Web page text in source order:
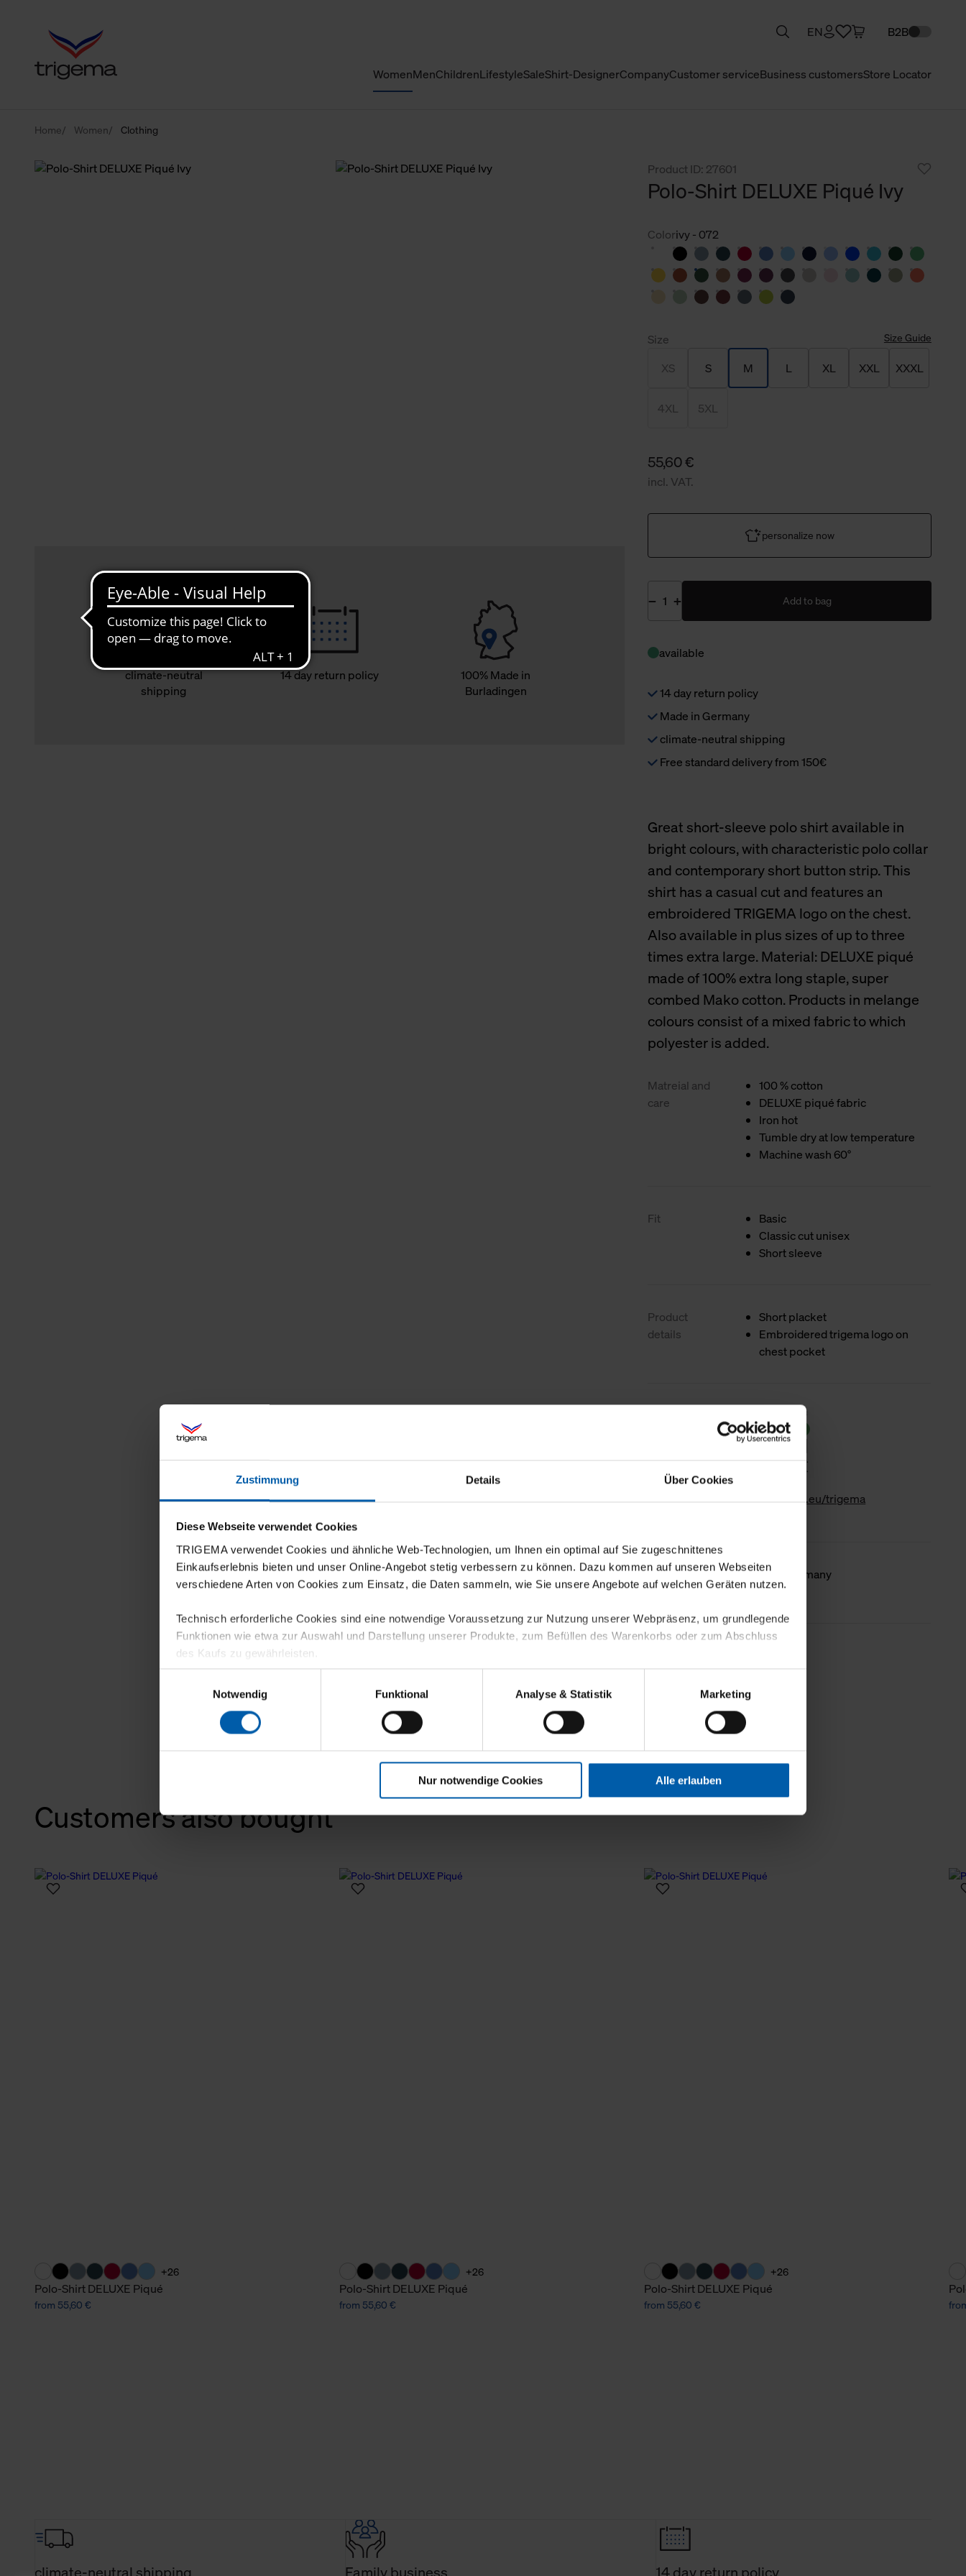
Zustimmung Details Über Cookies
Diese Webseite verwendet Cookies
TRIGEMA verwendet Cookies und ähnliche Web-Technologien, um Ihnen ein optimal auf Sie zugeschnittenes
Einkaufserlebnis bieten und unser Online-Angebot stetig verbessern zu können. Dazu kommen auf unseren Webseiten
verschiedene Arten von Cookies zum Einsatz, die Daten sammeln, wie Sie unsere Angebote auf welchen Geräten nutzen.
Technisch erforderliche Cookies sind eine notwendige Voraussetzung zur Nutzung unserer Webpräsenz, um grundlegende
Funktionen wie etwa zur Auswahl und Darstellung unserer Produkte, zum Befüllen des Warenkorbs oder zum Abschluss
des Kaufs zu gewährleisten.
Für die Darstellung personalisierter Angebote, Anzeigen und Inhalte aufgrund Ihres Nutzerverhaltens und Ihres Profils
sowie für Marketing-, Statistik- und Tracking-Zwecke zur Analyse und Optimierung unserer Webpräsenz speichern wir
personenbezogene Informationen. Diese übermitteln wir in anonymisierter Form an Dritte wie etwa unsere
Klicken Sie auf "Alle erlauben", damit wir alle Cookies und Web-Technologien für Ihr personalisiertes Einkaufserlebnis
verwenden dürfen. Über die jeweiligen Schaltflächen können Sie die Arten der Cookies selbst festlegen, die Sie erlauben
erlauben möchten, verwenden wir lediglich die erwähnten technisch erforderlichen Cookies.
Verwendungszweck. Bei „Über Cookies“ können Sie allgemeine Informationen über Cookies einsehen. Über den
Menüpunkt „Datenschutzeinstellungen“ können Sie jederzeit Ihre Einwilligungserklärung anpassen. Ihre Einwilligung ist
Notwendig
Funktional Analyse & Statistik Marketing
Nur notwendige Cookies Alle erlauben
WomenMenChildrenLifestyleSaleShirt-DesignerCompanyCustomer serviceBusiness customersStore Locator
EN B2B
Home Women Clothing
climate-neutral
shipping
14 day return policy
100% Made in
Burladingen
Product ID: 27601
Polo-Shirt DELUXE Piqué Ivy
Colorivy - 072
Size Size Guide
XS S M L XL XXL XXXL
4XL 5XL
55,60 €
incl. VAT.
personalize now
Add to bag
available
14 day return policy
Made in Germany
climate-neutral shipping
Free standard delivery from 150€
Great short-sleeve polo shirt available in
bright colours, with characteristic polo collar
and contemporary short button strip. This
shirt has a casual cut and features an
embroidered TRIGEMA logo on the chest.
Also available in plus sizes of up to three
times extra large. Material: DELUXE piqué
made of 100% extra long staple, super
combed Mako cotton. Products in melange
colours consist of a mixed fabric to which
polyester is added.
Matreial and
care
100 % cotton
DELUXE piqué fabric
Iron hot
Tumble dry at low temperature
Machine wash 60°
Fit
Basic
Classic cut unisex
Short sleeve
Product
details
Short placket
Embroidered trigema logo on
chest pocket
www.gk-info.eu/trigema
Country of
origin
Made in Germany
Customers also bought
+26
Polo-Shirt DELUXE Piqué
from 55,60 €
+26
Polo-Shirt DELUXE Piqué
from 55,60 €
+26
Polo-Shirt DELUXE Piqué
from 55,60 €